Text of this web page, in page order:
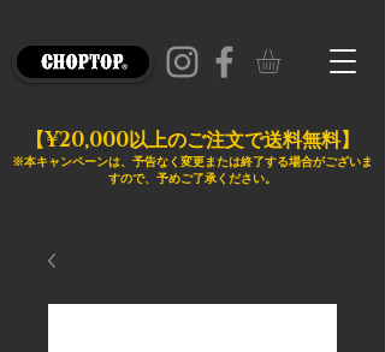
【¥20,000以上のご注文で送料無料】
※本キャンペーンは、予告なく変更または終了する場合がございま
すので、予めご了承ください。